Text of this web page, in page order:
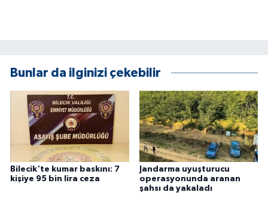
Bunlar da ilginizi çekebilir
Bilecik'te kumar baskını: 7
kişiye 95 bin lira ceza
Jandarma uyuşturucu
operasyonunda aranan
şahsı da yakaladı
YAŞAM
YEREL
Yerel Haberler